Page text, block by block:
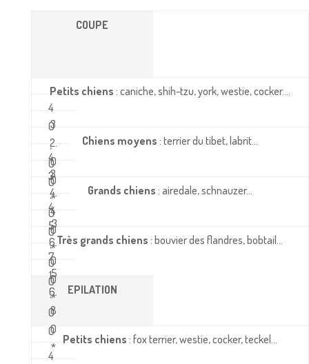
COUPE
Petits chiens : caniche, shih-tzu, york, westie, cocker….
4
0
,
0
0
3
2.
0
0
*
Chiens moyens : terrier du tibet, labrit…
4
3
,
0
0
3
4.
4
0
*
Grands chiens : airedale, schnauzer…
4
5
,
0
0
3
6.
0
0
*
Très grands chiens : bouvier des flandres, bobtail…
7
1
,
0
0
5
6.
8
0
*
EPILATION
Petits chiens : fox terrier, westie, cocker, teckel…
4